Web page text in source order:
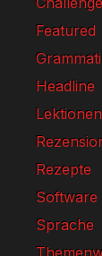
Featured
Headline
Lektionen
Rezepte
Software
Sprache